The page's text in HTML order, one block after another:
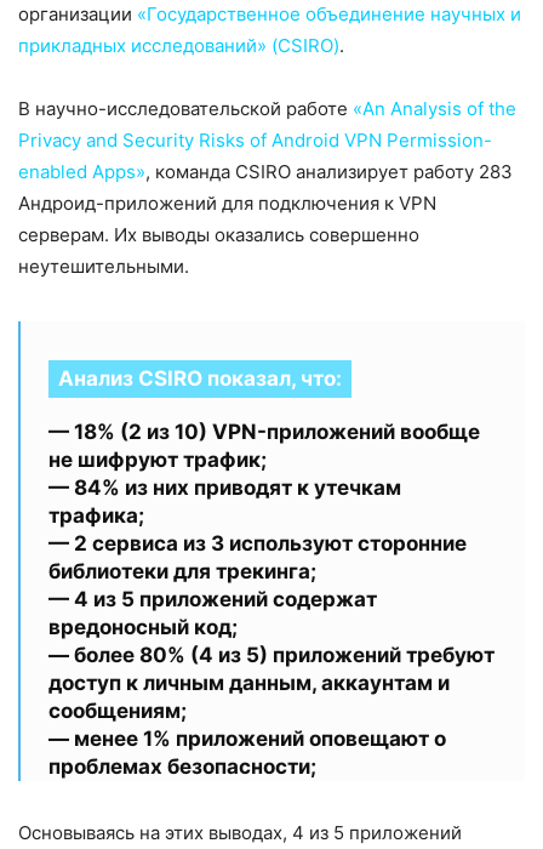
организации «Государственное объединение научных и
прикладных исследований» (CSIRO).
В научно-исследовательской работе «An Analysis of the
Privacy and Security Risks of Android VPN Permission-
enabled Apps», команда CSIRO анализирует работу 283
Андроид-приложений для подключения к VPN
серверам. Их выводы оказались совершенно
неутешительными.
Анализ CSIRO показал, что:
— 18% (2 из 10) VPN-приложений вообще
не шифруют трафик;
— 84% из них приводят к утечкам
трафика;
— 2 сервиса из 3 используют сторонние
библиотеки для трекинга;
— 4 из 5 приложений содержат
вредоносный код;
— более 80% (4 из 5) приложений требуют
доступ к личным данным, аккаунтам и
сообщениям;
— менее 1% приложений оповещают о
проблемах безопасности;
Основываясь на этих выводах, 4 из 5 приложений